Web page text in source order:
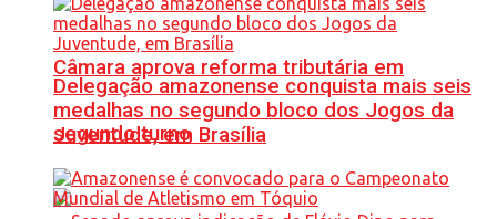
Câmara aprova reforma tributária em
segundo turno
Delegação amazonense conquista mais seis
medalhas no segundo bloco dos Jogos da
Juventude, em Brasília